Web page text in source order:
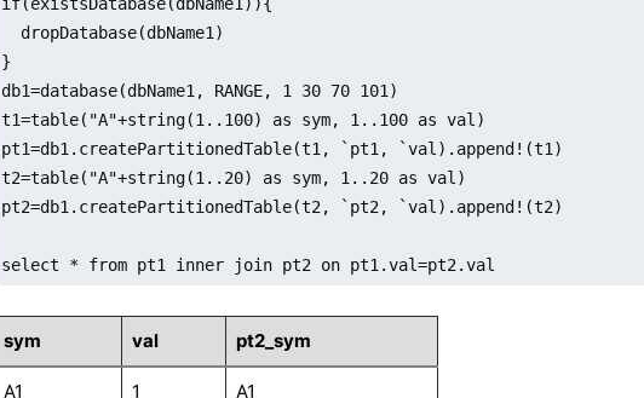
  dropDatabase(dbName1)
}
db1=database(dbName1, RANGE, 1 30 70 101)
t1=table("A"+string(1..100) as sym, 1..100 as val)
pt1=db1.createPartitionedTable(t1, `pt1, `val).append!(t1)
t2=table("A"+string(1..20) as sym, 1..20 as val)
pt2=db1.createPartitionedTable(t2, `pt2, `val).append!(t2)
select * from pt1 inner join pt2 on pt1.val=pt2.val
sym val pt2_sym
A1 1 A1